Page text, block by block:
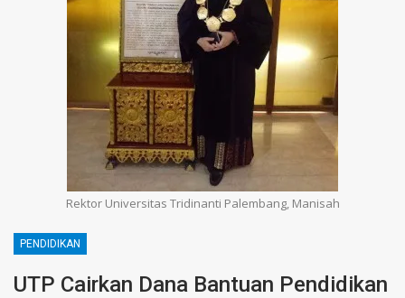
Rektor Universitas Tridinanti Palembang, Manisah
PENDIDIKAN
UTP Cairkan Dana Bantuan Pendidikan